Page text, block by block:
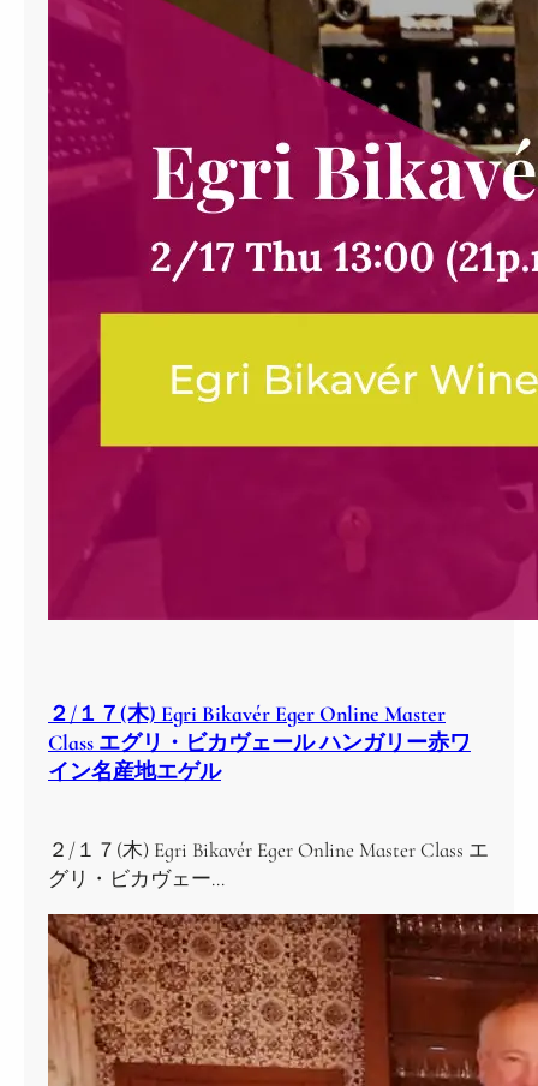
２/１７(木) Egri Bikavér Eger Online Master
Class エグリ・ビカヴェール ハンガリー赤ワ
イン名産地エゲル
２/１７(木) Egri Bikavér Eger Online Master Class エ
グリ・ビカヴェー…